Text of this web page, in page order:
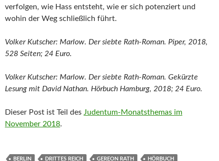
verfolgen, wie Hass entsteht, wie er sich potenziert und
wohin der Weg schließlich führt.
Volker Kutscher: Marlow. Der siebte Rath-Roman. Piper, 2018,
528 Seiten; 24 Euro.
Volker Kutscher: Marlow. Der siebte Rath-Roman. Gekürzte
Lesung mit David Nathan. Hörbuch Hamburg, 2018; 24 Euro.
Dieser Post ist Teil des Judentum-Monatsthemas im
November 2018.
BERLIN DRITTES REICH GEREON RATH HÖRBUCH